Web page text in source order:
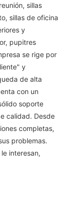
sillas
sillas de oficina
y
pupitres
se rige por
y
de alta
con un
soporte
calidad. Desde
completas,
problemas.
interesan,